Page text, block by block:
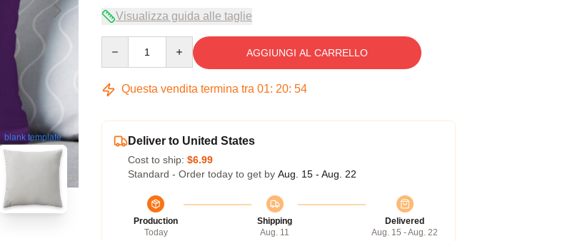
blank template
Visualizza guida alle taglie
AGGIUNGI AL CARRELLO
Questa vendita termina tra 01: 20: 53
Deliver to United States
Cost to ship: $6.99
Standard - Order today to get by Aug. 15 - Aug. 22
Production
Today
Shipping
Aug. 11
Delivered
Aug. 15 - Aug. 22